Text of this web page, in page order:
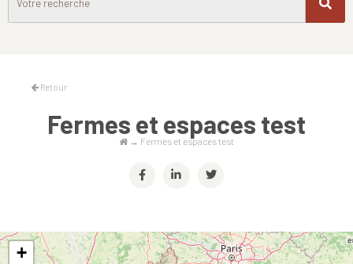
Retour
Fermes et espaces test
→ Fermes et espaces test
+